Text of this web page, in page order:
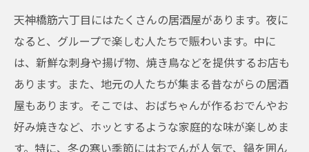
天神橋筋六丁目にはたくさんの居酒屋があります。夜に
なると、グループで楽しむ人たちで賑わいます。中に
は、新鮮な刺身や揚げ物、焼き鳥などを提供するお店も
あります。また、地元の人たちが集まる昔ながらの居酒
屋もあります。そこでは、おばちゃんが作るおでんやお
好み焼きなど、ホッとするような家庭的な味が楽しめま
す。特に、冬の寒い季節にはおでんが人気で、鍋を囲ん